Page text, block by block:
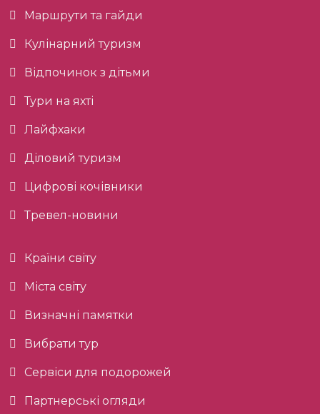
Маршрути та гайди
Кулінарний туризм
Відпочинок з дітьми
Тури на яхті
Лайфхаки
Діловий туризм
Цифрові кочівники
Тревел-новини
Країни світу
Міста світу
Визначні памятки
Вибрати тур
Сервіси для подорожей
Партнерські огляди